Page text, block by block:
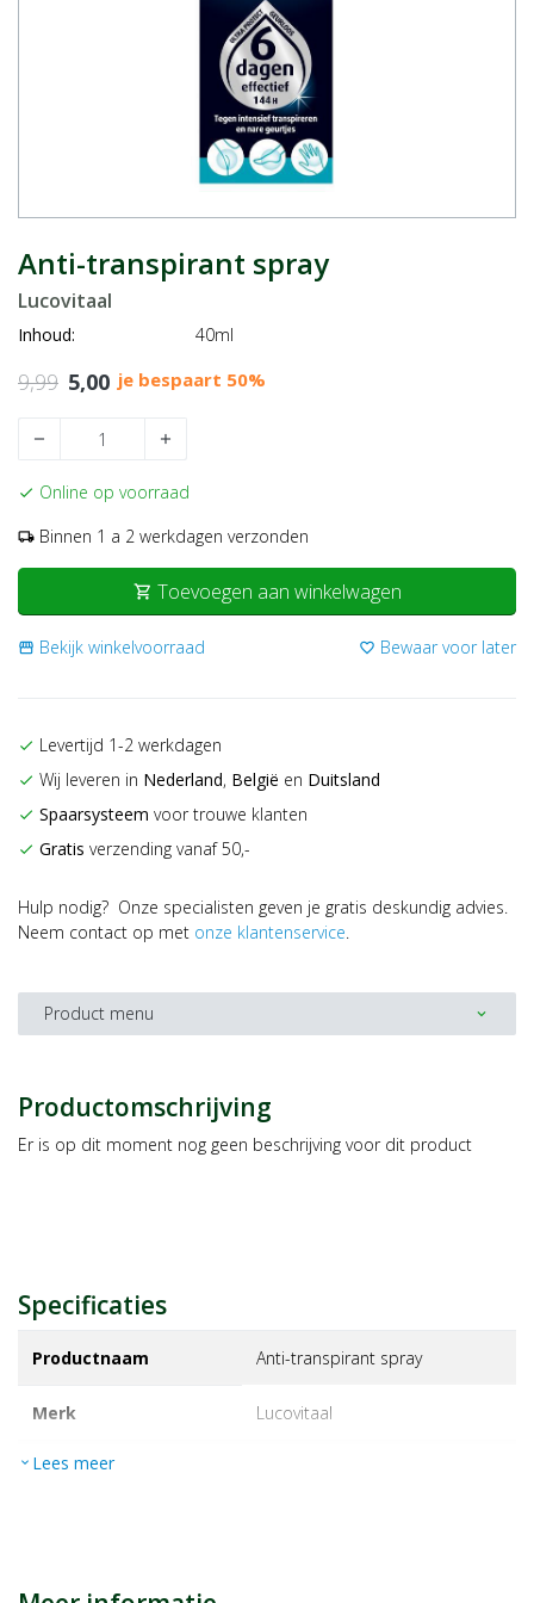
Anti-transpirant spray
Lucovitaal
Inhoud: 40ml
9,99 5,00 je bespaart 50%
remove add
check Online op voorraad
local_shipping Binnen 1 a 2 werkdagen verzonden
shopping_cart Toevoegen aan winkelwagen
storefront Bekijk winkelvoorraad favorite_border Bewaar voor later
check Levertijd 1-2 werkdagen
check Wij leveren in Nederland, België en Duitsland
check Spaarsysteem voor trouwe klanten
check Gratis verzending vanaf 50,-
Hulp nodig? Onze specialisten geven je gratis deskundig advies.
Neem contact op met onze klantenservice.
Product menu expand_more
Productomschrijving
Er is op dit moment nog geen beschrijving voor dit product
Specificaties
Productnaam Anti-transpirant spray
Merk lucovitaal
EAN
expand_more Lees meer